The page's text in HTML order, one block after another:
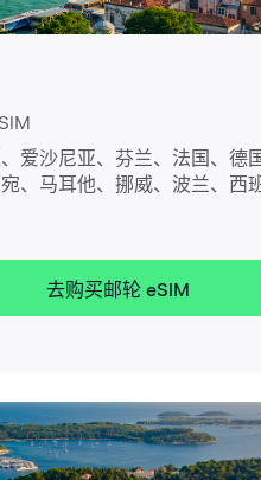
爱沙尼亚、芬兰、法国、德
、马耳他、挪威、波兰、西
去购买邮轮 eSIM